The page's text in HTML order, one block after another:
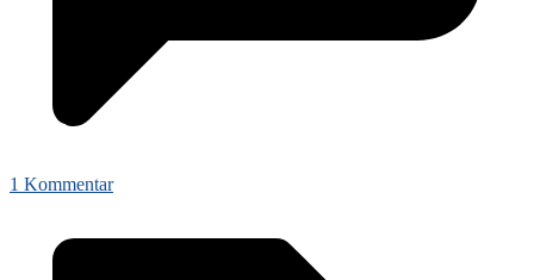
1 Kommentar